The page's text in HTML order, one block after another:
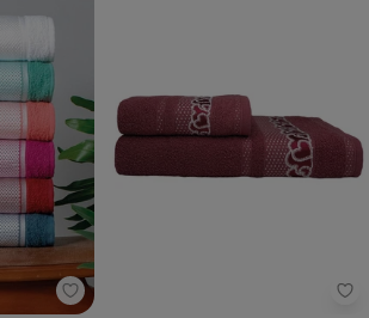
Lar e Lazer - Jogo de Toalhas